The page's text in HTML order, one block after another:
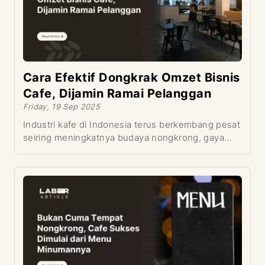
boba drink yang viral di media sosial.
Cara Efektif Dongkrak Omzet Bisnis
Cafe, Dijamin Ramai Pelanggan
Friday, 19 Sep 2025
Industri kafe di Indonesia terus berkembang pesat
seiring meningkatnya budaya nongkrong, gaya
kafe harus kreatif dalam mencari cara efektif
mendongkrak omzet. Tidak cukup hanya
mengandalkan lokasi strategis, pemilik kafe perlu
memadukan strategi pemasaran digital, konsep
yang unik, serta pelayanan yang konsisten. Artikel
ini akan membahas secara detail berbagai cara
meningkatkan omzet cafe agar bisnis Anda selalu